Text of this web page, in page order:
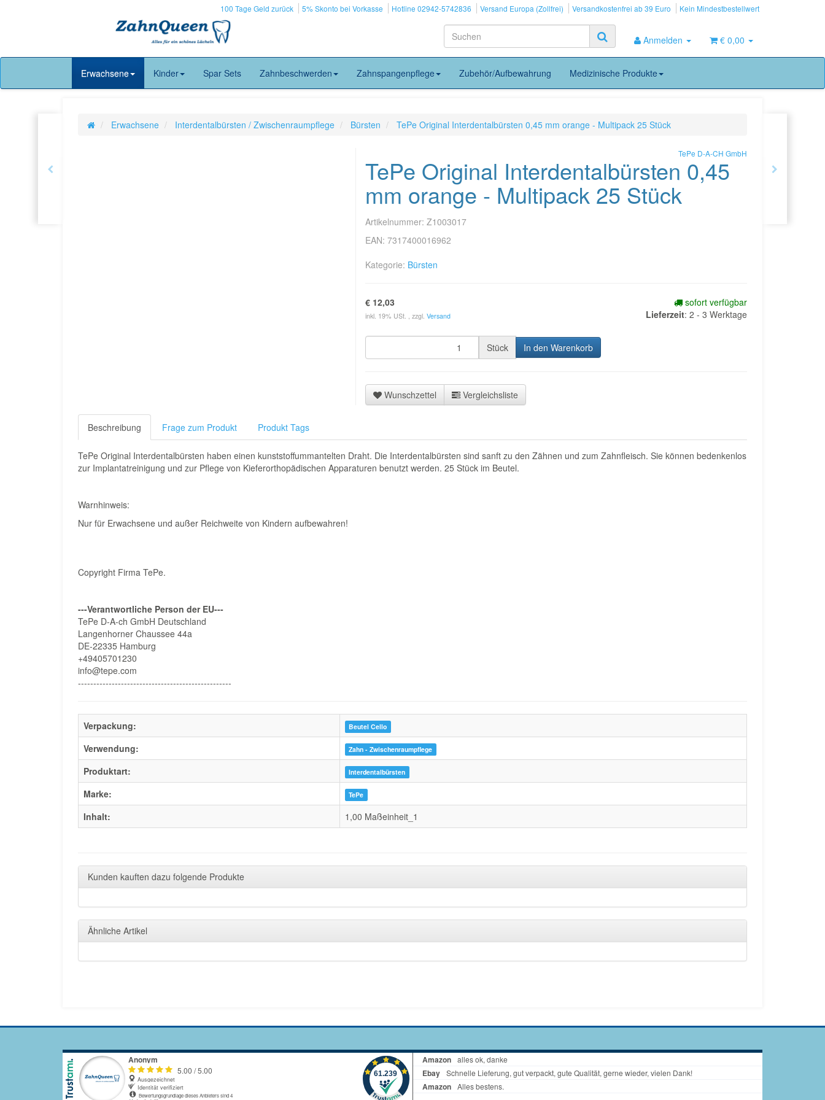
100 Tage Geld zurück 5% Skonto bei Vorkasse Hotline 02942-5742836 Versand Europa (Zollfrei) Versandkostenfrei ab 39 Euro Kein Mindestbestellwert
Anmelden € 0,00
Erwachsene Kinder Spar Sets Zahnbeschwerden Zahnspangenpflege Zubehör/Aufbewahrung Medizinische Produkte
Erwachsene Interdentalbürsten / Zwischenraumpflege Bürsten TePe Original Interdentalbürsten 0,45 mm orange - Multipack 25 Stück
TePe D-A-CH GmbH
TePe Original Interdentalbürsten 0,45
mm orange - Multipack 25 Stück
Artikelnummer: Z1003017
EAN: 7317400016962
Kategorie: Bürsten
€ 12,03
inkl. 19% USt. , zzgl. Versand
sofort verfügbar
Lieferzeit: 2 - 3 Werktage
Stück In den Warenkorb
Wunschzettel Vergleichsliste
Beschreibung Frage zum Produkt Produkt Tags
TePe Original Interdentalbürsten haben einen kunststoffummantelten Draht. Die Interdentalbürsten sind sanft zu den Zähnen und zum Zahnfleisch. Sie können bedenkenlos
zur Implantatreinigung und zur Pflege von Kieferorthopädischen Apparaturen benutzt werden. 25 Stück im Beutel.
Warnhinweis:
Nur für Erwachsene und außer Reichweite von Kindern aufbewahren!
Copyright Firma TePe.
---Verantwortliche Person der EU---
TePe D-A-ch GmbH Deutschland
Langenhorner Chaussee 44a
DE-22335 Hamburg
+49405701230
info@tepe.com
--------------------------------------------------
Verpackung: Beutel Cello
Verwendung: Zahn - Zwischenraumpflege
Produktart: Interdentalbürsten
Marke: TePe
Inhalt: 1,00 Maßeinheit_1
Kunden kauften dazu folgende Produkte
Ähnliche Artikel